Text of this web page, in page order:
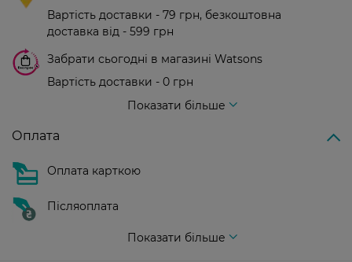
Вартість доставки - 79 грн, безкоштовна
доставка від - 599 грн
Забрати сьогодні в магазині Watsons
Вартість доставки - 0 грн
Показати більше
Оплата
Оплата карткою
Післяоплата
Показати більше